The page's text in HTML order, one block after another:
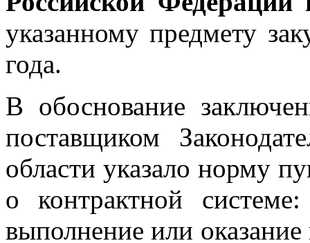
указанному предмету
года.
В обоснование
поставщиком
области указало норму
о контрактной
выполнение или